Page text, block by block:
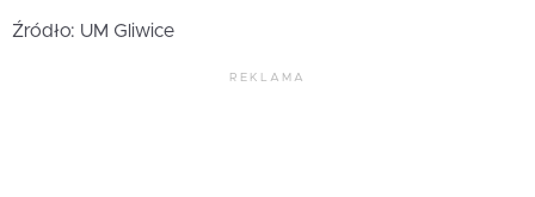
Źródło: UM Gliwice
REKLAMA